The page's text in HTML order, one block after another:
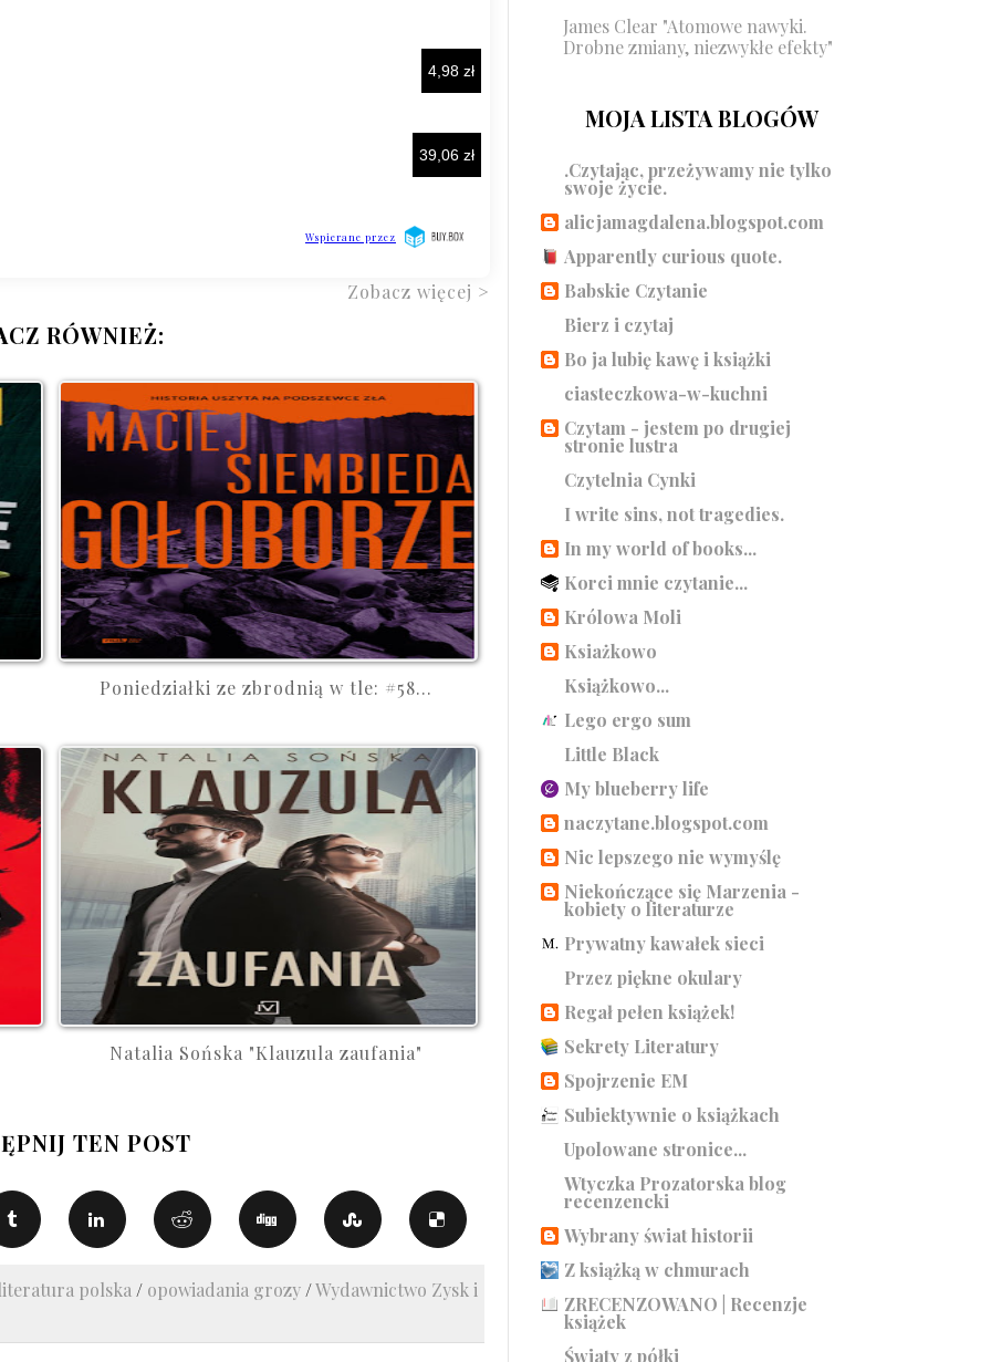
Zobacz więcej >
RÓWNIEŻ:
Poniedziałki ze zbrodnią w tle: #58...
Natalia Sońska "Klauzula zaufania"
TEN POST
polska / opowiadania grozy /Wydawnictwo Zysk i
James Clear "Atomowe nawyki.
Drobne zmiany, niezwykłe efekty"
MOJA LISTA BLOGÓW
.Czytając, przeżywamy nie tylko
swoje życie.
alicjamagdalena.blogspot.com
Apparently curious quote.
Babskie Czytanie
Bierz i czytaj
Bo ja lubię kawę i książki
ciasteczkowa-w-kuchni
Czytam - jestem po drugiej
stronie lustra
Czytelnia Cynki
I write sins, not tragedies.
In my world of books...
Korci mnie czytanie...
Królowa Moli
Ksiażkowo
Książkowo...
Lego ergo sum
Little Black
My blueberry life
naczytane.blogspot.com
Nic lepszego nie wymyślę
Niekończące się Marzenia -
kobiety o literaturze
Prywatny kawałek sieci
Przez piękne okulary
Regał pełen książek!
Sekrety Literatury
Spojrzenie EM
Subiektywnie o książkach
Upolowane stronice...
Wtyczka Prozatorska blog
recenzencki
Wybrany świat historii
Z książką w chmurach
ZRECENZOWANO | Recenzje
książek
Światy z półki